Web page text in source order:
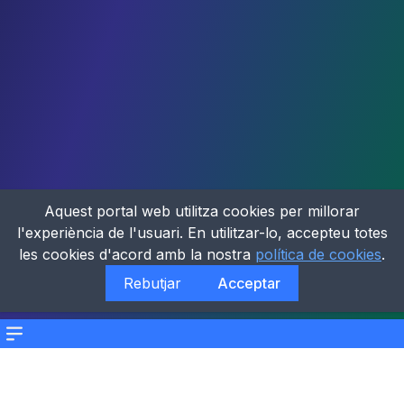
Menu
Aquest portal web utilitza cookies per millorar
l'experiència de l'usuari. En utilitzar-lo, accepteu totes
les cookies d'acord amb la nostra política de cookies.
Rebutjar
Acceptar